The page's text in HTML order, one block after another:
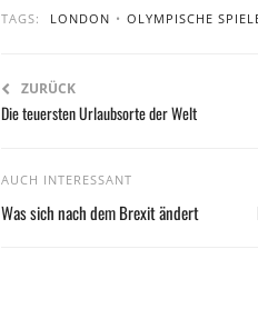
TAGS: LONDON • OLYMPISCHE
ZURÜCK
Die teuersten Urlaubsorte der Welt
AUCH INTERESSANT
Was sich nach dem Brexit ändert